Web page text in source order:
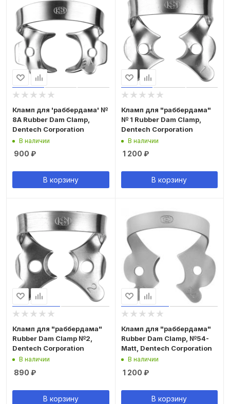
Кламп для 'раббердама' №
8А Rubber Dam Clamp,
Dentech Corporation
В наличии
900 ₽
В корзину
Кламп для "раббердама"
№ 1 Rubber Dam Clamp,
Dentech Corporation
В наличии
1 200 ₽
В корзину
Кламп для "раббердама"
Rubber Dam Clamp №2,
Dentech Corporation
В наличии
890 ₽
В корзину
Кламп для "раббердама"
Rubber Dam Clamp, №54-
Matt, Dentech Corporation
В наличии
1 200 ₽
В корзину